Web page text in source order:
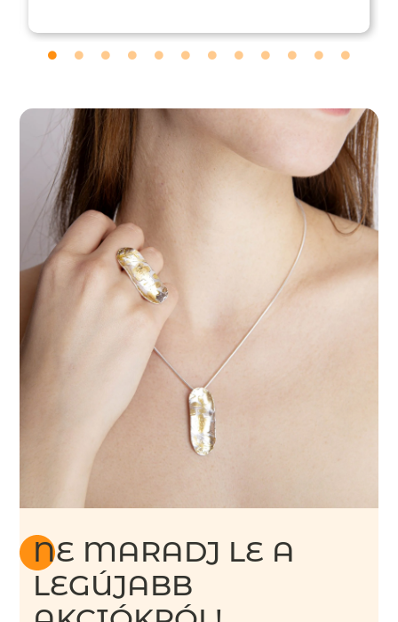
NE MARADJ LE A
LEGÚJABB